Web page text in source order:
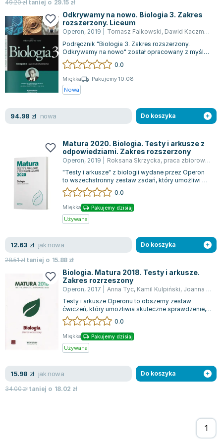
Książki o naukach politycznych dla studentów
Książki do nauk przyrodniczych dla studentów
Książki do nauk społecznych dla studentów
Książki do nauk ścisłych dla studentów
Prawo - książki dla studentów
Technologia żywności - książki
Zarządzanie i marketing - książki
Podręczniki dla nauczycieli - metodyka
Bolesław Prus
Clive Cussler
Wanda Chotomska
Józef Ignacy Kraszewski
Clive Staples Lewis
Martyna Wojciechowska
Melissa De la Cruz
Jaś Kapela
Witold Gadowski
Jan Pietrzak
Marcin Kowalczyk
Piotr Zychowicz
Joanna Jabłczyńska
Piotr Kościelny
Agata Passent
Michel Moran
Maciej Orłoś
Jo Nesbo
Katarzyna Miller
Antoine de Saint Exupery
Mark Twain
ks. Piotr Pawlukiewicz
Jarosław Sokołowski
49.20złtaniej o 29.15 zł
Odkrywamy na nowo. Biologia 3. Zakres
rozszerzony. Liceum
Operon, 2019 Tomasz Falkowski, Dawid Kaczmarek
Podręcznik "Biologia 3. Zakres rozszerzony.
Odkrywamy na nowo" został opracowany z myślą
o wieloletnim użytku, oferując gruntowną...
0.0
Miękka
Pakujemy 10.08
Nowa
94.98 zł nowa Do koszyka
Matura 2020. Biologia. Testy i arkusze z
odpowiedziami. Zakres rozszerzony
Operon, 2019 Roksana Skrzycka, praca zbiorowa ,
"Testy i arkusze" z biologii wydane przez Operon
to wszechstronny zestaw zadań, który umożliwi Ci
efektywne przygotowanie się do e...
0.0
Miękka Pakujemy dzisiaj
Używana
12.63 zł jak nowa
28.51złtaniej o 15.88 zł
Do koszyka
Biologia. Matura 2018. Testy i arkusze.
Zakres rozrzeszony
Operon, 2017 Anna Tyc, Kamil Kulpiński, Joanna Michalik
Testy i arkusze Operonu to obszerny zestaw
ćwiczeń, który umożliwia skuteczne sprawdzenie,
zweryfikowanie oraz utrwalenie wiedzy p...
0.0
Miękka Pakujemy dzisiaj
Używana
15.98 zł jak nowa
34.00złtaniej o 18.02 zł
Do koszyka